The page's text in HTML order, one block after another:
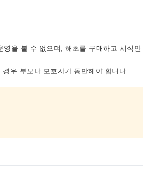
영을 볼 수 없으며, 해초를 구매하고 시식만
우 부모나 보호자가 동반해야 합니다.